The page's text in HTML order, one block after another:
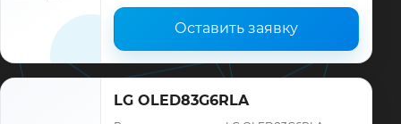
Оставить заявку
LG OLED83G6RLA